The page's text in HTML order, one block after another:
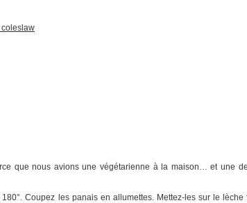
coleslaw
que nous avions une végétarienne à la maison… et une
Coupez les panais en allumettes. Mettez-les sur le lèche